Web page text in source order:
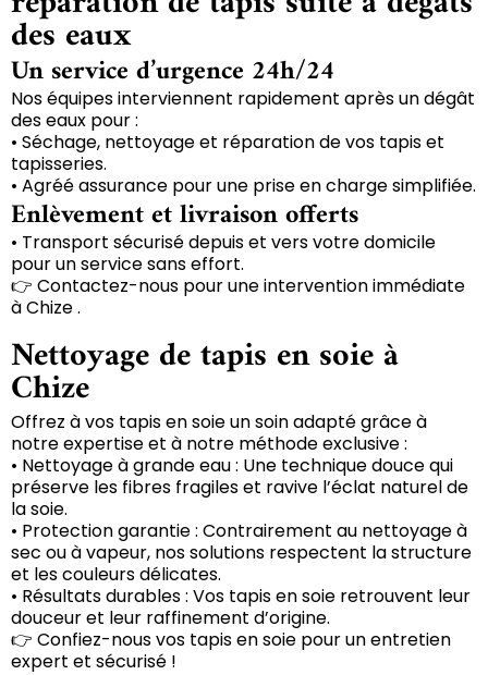
des eaux
Un service d’urgence 24h/24
Nos équipes interviennent rapidement après un dégât
des eaux pour :
• Séchage, nettoyage et réparation de vos tapis et
tapisseries.
• Agréé assurance pour une prise en charge simplifiée.
Enlèvement et livraison offerts
• Transport sécurisé depuis et vers votre domicile
pour un service sans effort.
👉 Contactez-nous pour une intervention immédiate
à Chize .
Nettoyage de tapis en soie à
Chize
Offrez à vos tapis en soie un soin adapté grâce à
notre expertise et à notre méthode exclusive :
• Nettoyage à grande eau : Une technique douce qui
préserve les fibres fragiles et ravive l’éclat naturel de
la soie.
• Protection garantie : Contrairement au nettoyage à
sec ou à vapeur, nos solutions respectent la structure
et les couleurs délicates.
• Résultats durables : Vos tapis en soie retrouvent leur
douceur et leur raffinement d’origine.
👉 Confiez-nous vos tapis en soie pour un entretien
expert et sécurisé !